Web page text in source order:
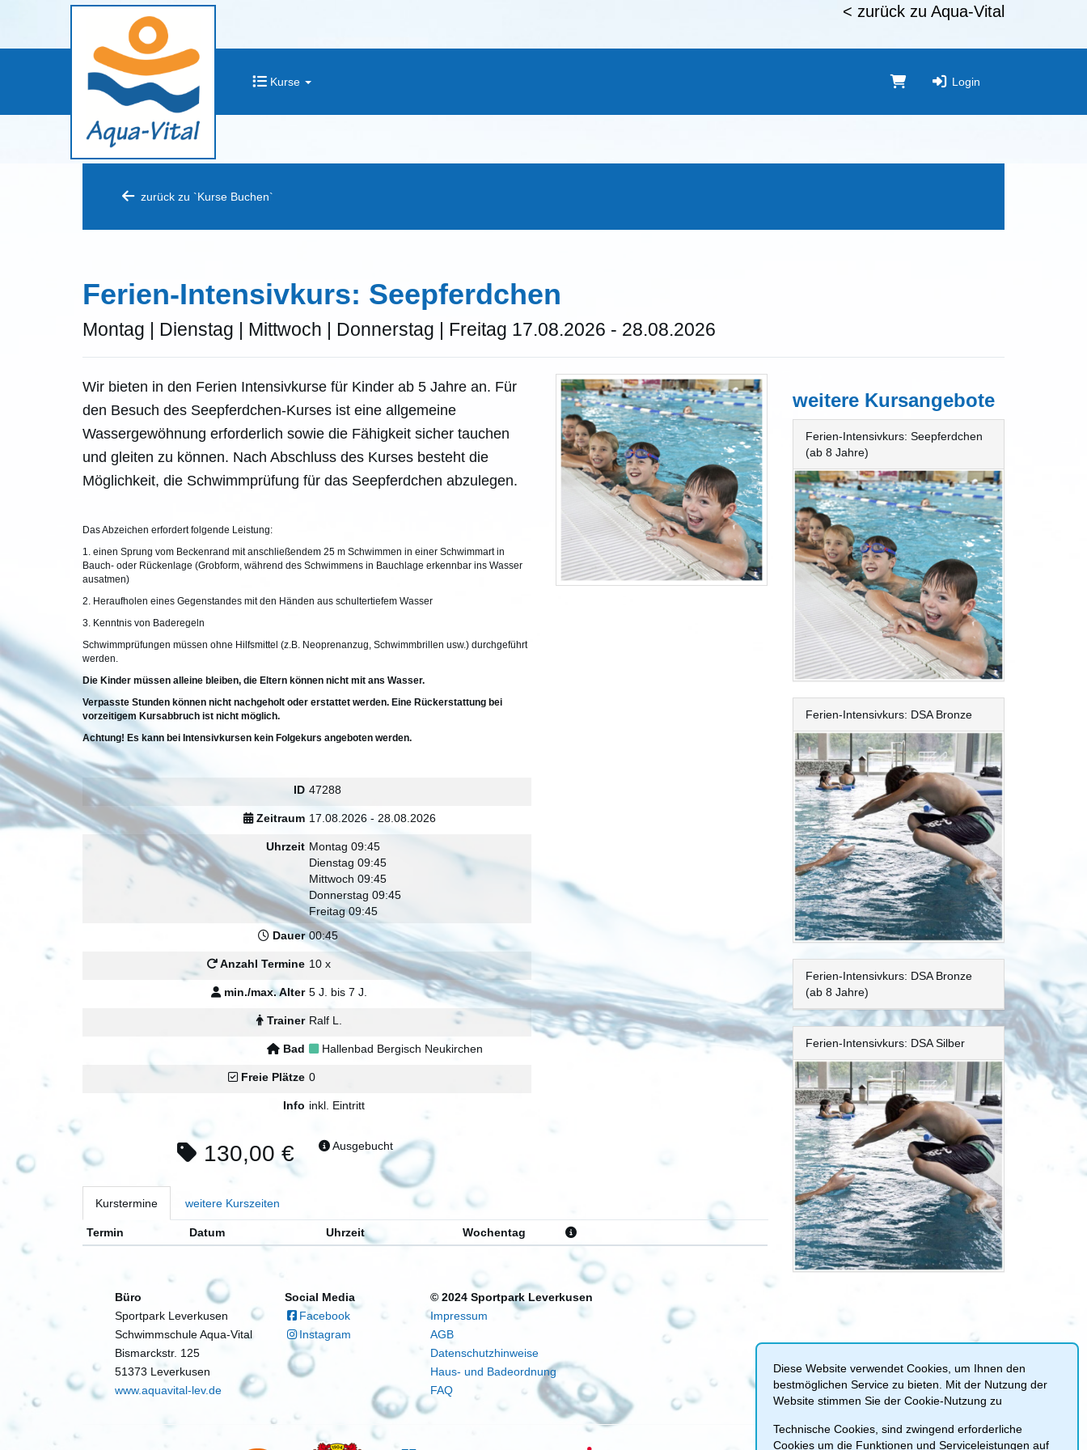
< zurück zu Aqua-Vital
Kurse Login
zurück zu `Kurse Buchen`
Ferien-Intensivkurs: Seepferdchen
Montag | Dienstag | Mittwoch | Donnerstag | Freitag 17.08.2026 - 28.08.2026
Wir bieten in den Ferien Intensivkurse für Kinder ab 5 Jahre an. Für
den Besuch des Seepferdchen-Kurses ist eine allgemeine
Wassergewöhnung erforderlich sowie die Fähigkeit sicher tauchen
und gleiten zu können. Nach Abschluss des Kurses besteht die
Möglichkeit, die Schwimmprüfung für das Seepferdchen abzulegen.
Das Abzeichen erfordert folgende Leistung:
1. einen Sprung vom Beckenrand mit anschließendem 25 m Schwimmen in einer Schwimmart in
Bauch- oder Rückenlage (Grobform, während des Schwimmens in Bauchlage erkennbar ins Wasser
ausatmen)
2. Heraufholen eines Gegenstandes mit den Händen aus schultertiefem Wasser
3. Kenntnis von Baderegeln
Schwimmprüfungen müssen ohne Hilfsmittel (z.B. Neoprenanzug, Schwimmbrillen usw.) durchgeführt
werden.
Die Kinder müssen alleine bleiben, die Eltern können nicht mit ans Wasser.
Verpasste Stunden können nicht nachgeholt oder erstattet werden. Eine Rückerstattung bei
vorzeitigem Kursabbruch ist nicht möglich.
Achtung! Es kann bei Intensivkursen kein Folgekurs angeboten werden.
ID 47288
Zeitraum 17.08.2026 - 28.08.2026
Uhrzeit Montag 09:45
Dienstag 09:45
Mittwoch 09:45
Donnerstag 09:45
Freitag 09:45
Dauer 00:45
Anzahl Termine 10 x
min./max. Alter 5 J. bis 7 J.
Trainer Ralf L.
Bad Hallenbad Bergisch Neukirchen
Freie Plätze 0
Info inkl. Eintritt
130,00 € Ausgebucht
Kurstermine weitere Kurszeiten
Termin Datum Uhrzeit Wochentag
weitere Kursangebote
Ferien-Intensivkurs: Seepferdchen
(ab 8 Jahre)
Ferien-Intensivkurs: DSA Bronze
Ferien-Intensivkurs: DSA Bronze
(ab 8 Jahre)
Ferien-Intensivkurs: DSA Silber
Büro
Sportpark Leverkusen
Schwimmschule Aqua-Vital
Bismarckstr. 125
51373 Leverkusen
www.aquavital-lev.de
Social Media
Facebook
Instagram
© 2024 Sportpark Leverkusen
Impressum
AGB
Datenschutzhinweise
Haus- und Badeordnung
FAQ
Diese Website verwendet Cookies, um Ihnen den
bestmöglichen Service zu bieten. Mit der Nutzung der
Website stimmen Sie der Cookie-Nutzung zu
Technische Cookies, sind zwingend erforderliche
Cookies um die Funktionen und Serviceleistungen auf